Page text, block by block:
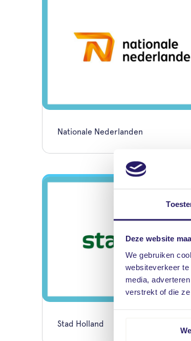
Deze website
We gebruiken
websiteverkeer
media,
verstrekt of die
Nationale Nederlanden
Stad Holland